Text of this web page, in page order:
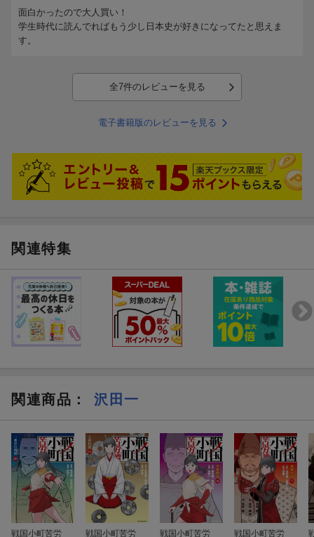
面白かったので大人買い！
学生時代に読んでればもう少し日本史が好きになってたと思えま
す。
全7件のレビューを見る
電子書籍版のレビューを見る
関連特集
関連商品 ： 沢田一
戦国小町苦労
戦国小町苦労
戦国小町苦労
戦国小町苦労